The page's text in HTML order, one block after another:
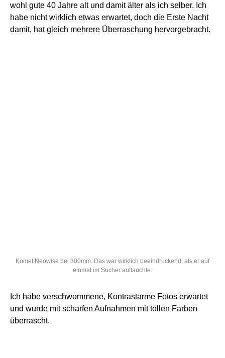
wohl gute 40 Jahre alt und damit älter als ich selber. Ich
habe nicht wirklich etwas erwartet, doch die Erste Nacht
damit, hat gleich mehrere Überraschung hervorgebracht.
Komet Neowise bei 300mm. Das war wirklich beeindruckend, als er auf
einmal im Sucher auftauchte.
Ich habe verschwommene, Kontrastarme Fotos erwartet
und wurde mit scharfen Aufnahmen mit tollen Farben
überrascht.